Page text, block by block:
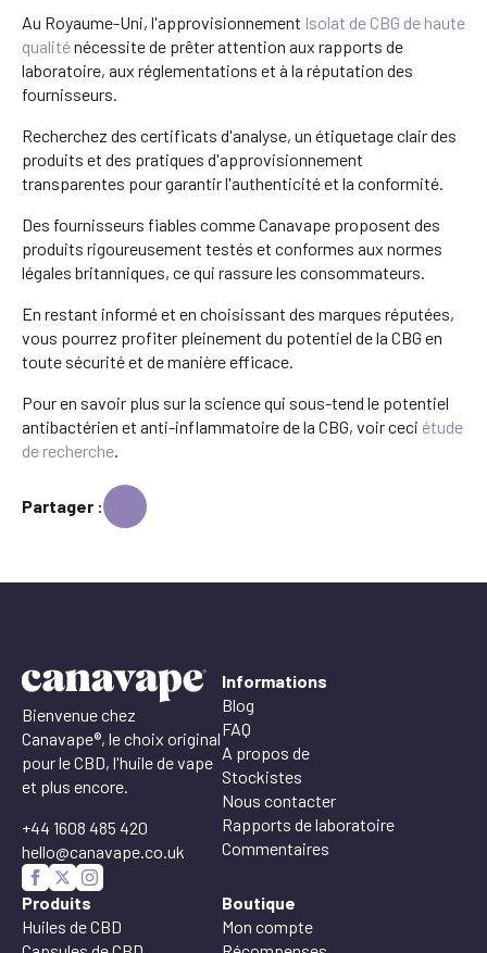
Au Royaume-Uni, l'approvisionnement Isolat de CBG de haute
qualiténécessite de prêter attention aux rapports de
laboratoire, aux réglementations et à la réputation des
fournisseurs.
Recherchez des certificats d'analyse, un étiquetage clair des
produits et des pratiques d'approvisionnement
transparentes pour garantir l'authenticité et la conformité.
Des fournisseurs fiables comme Canavape proposent des
produits rigoureusement testés et conformes aux normes
légales britanniques, ce qui rassure les consommateurs.
En restant informé et en choisissant des marques réputées,
vous pourrez profiter pleinement du potentiel de la CBG en
toute sécurité et de manière efficace.
Pour en savoir plus sur la science qui sous-tend le potentiel
antibactérien et anti-inflammatoire de la CBG, voir ceci étude
de recherche.
Partager :
Bienvenue chez
Canavape®, le choix original
pour le CBD, l'huile de vape
et plus encore.
+44 1608 485 420
hello@canavape.co.uk
Informations
Blog
FAQ
A propos de
Stockistes
Nous contacter
Rapports de laboratoire
Commentaires
Produits
Huiles de CBD
Boutique
Mon compte